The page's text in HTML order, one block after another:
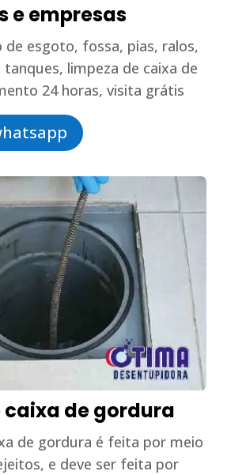
e empresas
esgoto, fossa, pias, ralos,
limpeza de caixa de
24 horas, visita grátis
caixa de gordura
de gordura é feita por meio
e deve ser feita por